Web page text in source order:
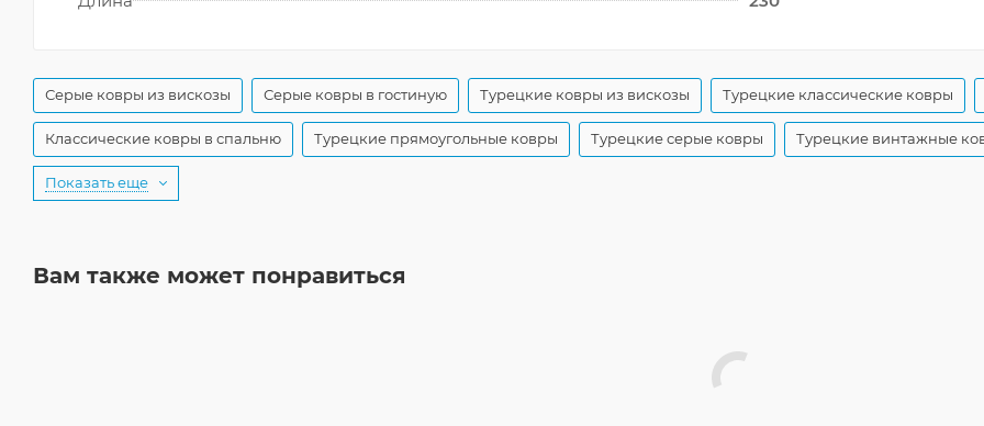
Серые ковры из вискозы Серые ковры в гостиную Турецкие ковры из вискозы Турецкие классические ковры
Классические ковры в спальню Турецкие прямоугольные ковры Турецкие серые ковры Турецкие винтажные
Показать еще
Вам также может понравиться